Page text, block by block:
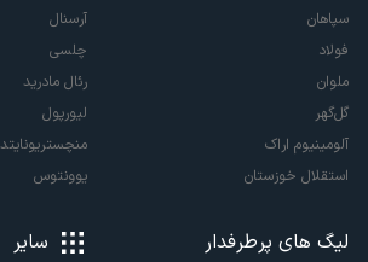
سپاهان
فولاد
ملوان
گل‌گهر
آلومینیوم اراک
استقلال خوزستان
آرسنال
چلسی
رئال مادرید
لیورپول
منچستریونایتد
یوونتوس
لیگ های پرطرفدار سایر